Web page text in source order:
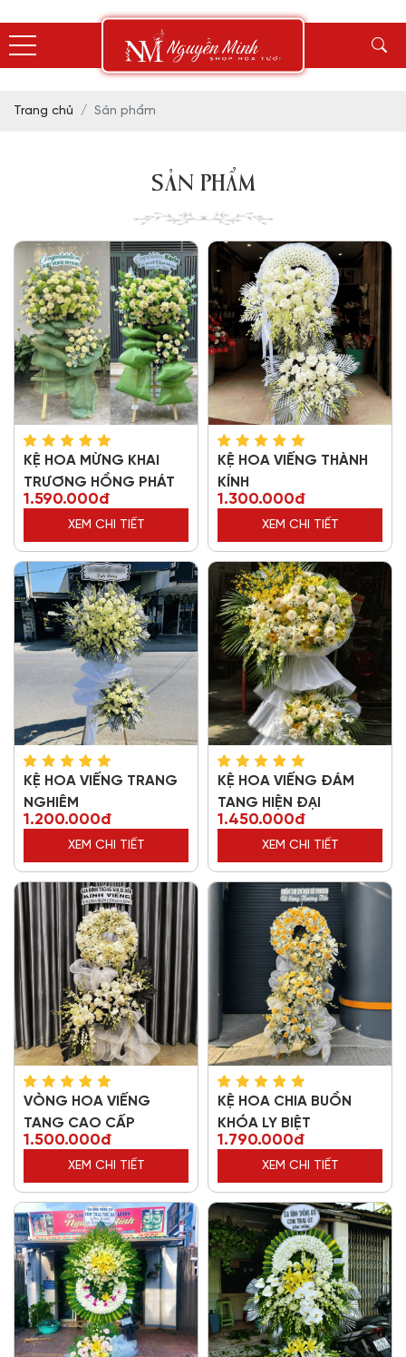
Trang chủ Sản phẩm
SẢN PHẨM
KỆ HOA MỪNG KHAI
TRƯƠNG HỒNG PHÁT
1.590.000đ
XEM CHI TIẾT
KỆ HOA VIẾNG THÀNH
KÍNH
1.300.000đ
XEM CHI TIẾT
KỆ HOA VIẾNG TRANG
NGHIÊM
1.200.000đ
XEM CHI TIẾT
KỆ HOA VIẾNG ĐÁM
TANG HIỆN ĐẠI
1.450.000đ
XEM CHI TIẾT
VÒNG HOA VIẾNG
TANG CAO CẤP
1.500.000đ
XEM CHI TIẾT
KỆ HOA CHIA BUỒN
KHÓA LY BIỆT
1.790.000đ
XEM CHI TIẾT